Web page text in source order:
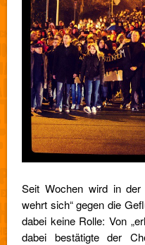
Seit Wochen wird in der
wehrt sich“ gegen die
dabei keine Rolle: Von
dabei bestätigte der